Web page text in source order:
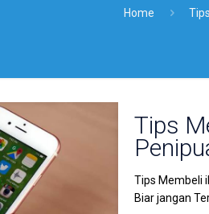
Home
Tips
Tips Membeli
Biar jangan